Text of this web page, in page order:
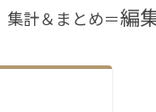
集計＆まとめ＝編